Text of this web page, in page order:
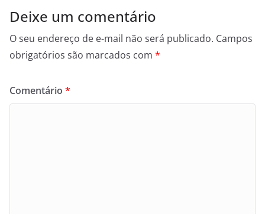
Deixe um comentário
O seu endereço de e-mail não será publicado. Campos
obrigatórios são marcados com *
Comentário *